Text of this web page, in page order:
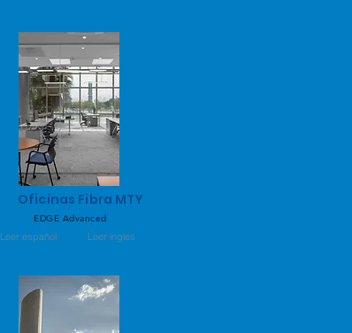
Oficinas Fibra MTY
EDGE Advanced
Leer español Leer ingles